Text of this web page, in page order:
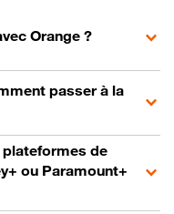
Orange ?
passer à la
de
ou Paramount+